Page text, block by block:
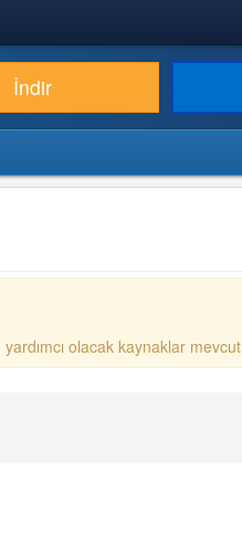
İndir
olacak kaynaklar mevcut